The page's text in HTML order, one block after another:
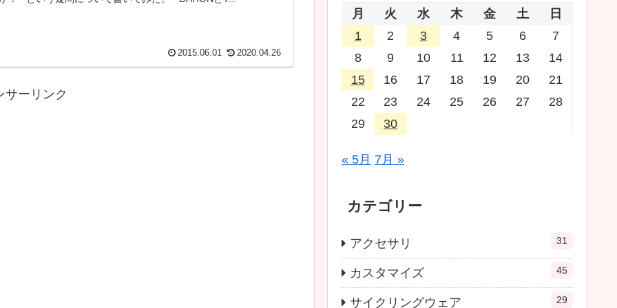
2015.06.01 2020.04.26
サーリンク
月 火 水 木 金 土
日
1
2 3 4 5 6
7
8
9 10 11 12 13
14
15
16 17 18 19 20
21
22
23 24 25 26 27
28
29
30
« 5月 7月 »
カテゴリー
アクセサリ 31
カスタマイズ 45
サイクリングウェア 29